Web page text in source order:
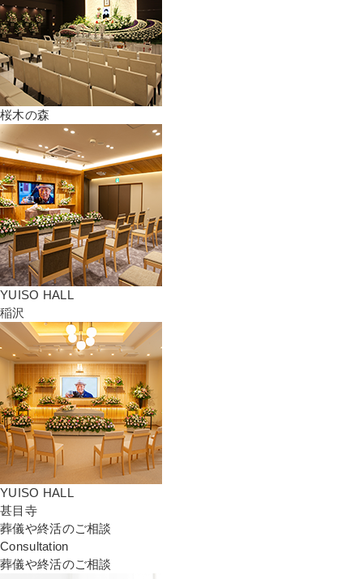
桜木の森
YUISO HALL
稲沢
YUISO HALL
甚目寺
葬儀や終活のご相談
Consultation
葬儀や終活のご相談